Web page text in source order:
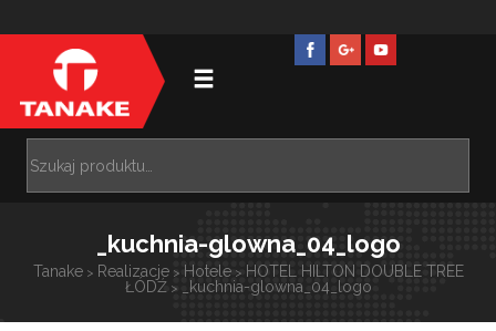
_kuchnia-glowna_04_logo
Tanake> Realizacje> Hotele> HOTEL HILTON DOUBLE TREE
ŁÓDŹ> _kuchnia-glowna_04_logo